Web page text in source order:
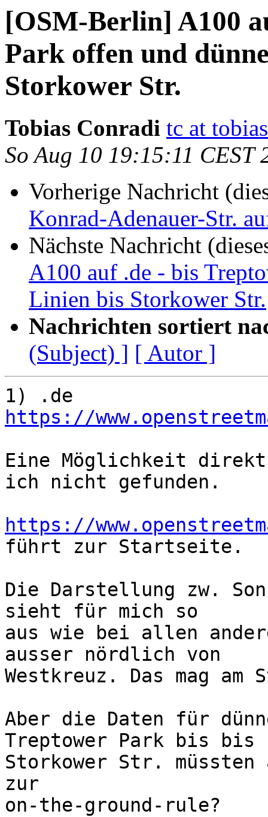
[OSM-Berlin] A100
Park offen und
Storkower Str.
Tobias Conradi tc at
So Aug 10 19:15:11 CEST
Vorherige Nachricht
Konrad-Adenauer-Str.
Nächste Nachricht
A100 auf .de - bis
Linien bis Storkower Str.
Nachrichten sortiert
(Subject) ] [ Autor ]
https://
Eine Möglichkeit
ich nicht gefunden.
https://
führt zur Startseite.
Die Darstellung zw.
sieht für mich so
aus wie bei allen
ausser nördlich von
Westkreuz. Das mag
Aber die Daten für
Treptower Park bis bis
Storkower Str. müssten
zur
on-the-ground-rule?